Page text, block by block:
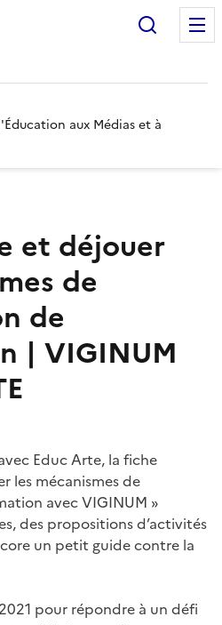
aux Médias et à
et déjouer
de
de
| VIGINUM
Educ Arte, la fiche
les mécanismes de
avec VIGINUM »
des propositions d’activités
un petit guide contre la
pour répondre à un défi